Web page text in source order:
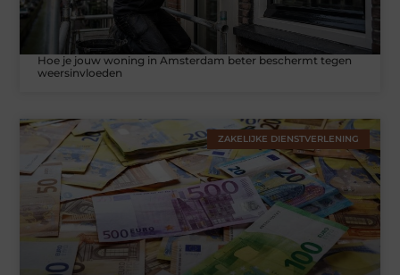
Hoe je jouw woning in Amsterdam beter beschermt tegen
weersinvloeden
ZAKELIJKE DIENSTVERLENING